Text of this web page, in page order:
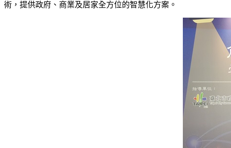
術，提供政府、商業及居家全方位的智慧化方案。